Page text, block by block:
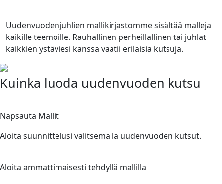
Uudenvuodenjuhlien mallikirjastomme sisältää malleja
kaikille teemoille. Rauhallinen perheillallinen tai juhlat
kaikkien ystäviesi kanssa vaatii erilaisia kutsuja.
Kuinka luoda uudenvuoden kutsu
Napsauta Mallit
Aloita suunnittelusi valitsemalla uudenvuoden kutsut.
Aloita ammattimaisesti tehdyllä mallilla